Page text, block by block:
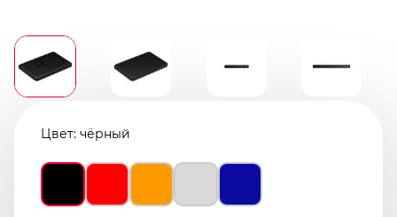
Цвет: чёрный